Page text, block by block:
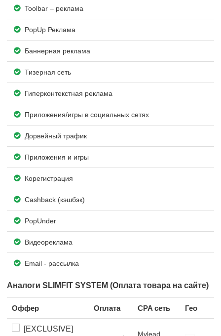
Toolbar – реклама
PopUp Реклама
Баннерная реклама
Тизерная сеть
Гиперконтекстная реклама
Приложения/игры в социальных сетях
Дорвейный трафик
Приложения и игры
Корегистрация
Cashback (кэшбэк)
PopUnder
Видеореклама
Email - рассылка
Аналоги SLIMFIT SYSTEM (Оплата товара на сайте)
Оффер Оплата CPA сеть Гео
[EXCLUSIVE]
Mylead